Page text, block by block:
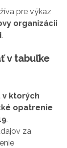
pre výkaz
organizácií
.
v tabuľke
v ktorých
opatrenie
.
za